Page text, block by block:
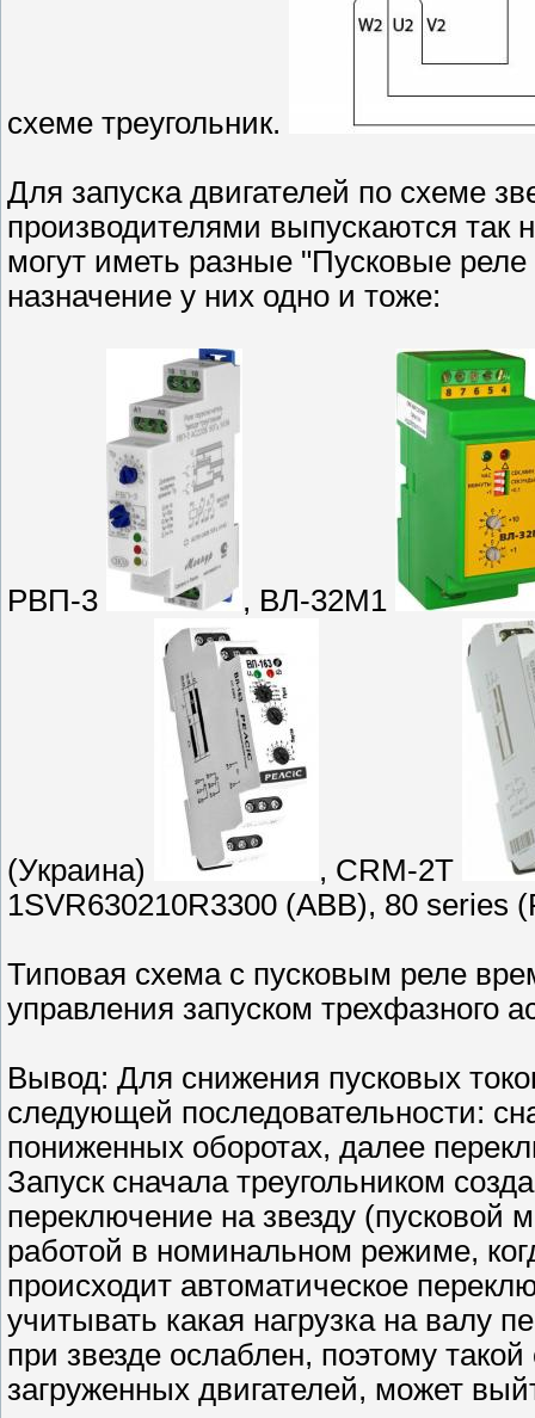
схеме треугольник.
Для запуска двигателей по схеме
производителями выпускаются так
могут иметь разные "Пусковые
назначение у них одно и тоже:
РВП-3 , ВЛ-32М1
(Украина)
, CRM-2T
1SVR630210R3300 (ABB), 80 series
Типовая схема с пусковым реле
управления запуском трехфазного
Вывод: Для снижения пусковых
следующей последовательности:
пониженных оборотах, далее
Запуск сначала треугольником
переключение на звезду
работой в номинальном режиме,
происходит автоматическое
учитывать какая нагрузка на валу
при звезде ослаблен, поэтому
загруженных двигателей, может